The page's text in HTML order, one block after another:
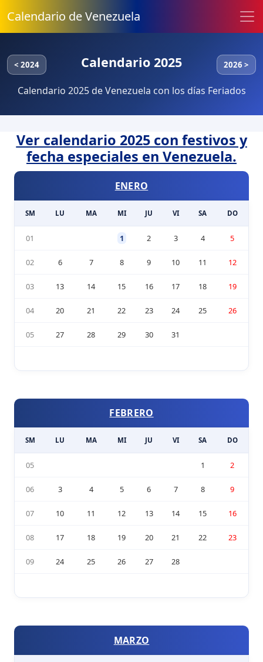
Calendario de Venezuela
< 2024 Calendario 2025 2026 >
Calendario 2025 de Venezuela con los días Feriados
Ver calendario 2025 con festivos y
fecha especiales en Venezuela.
ENERO
SM LU MA MI JU VI SA DO
01 1 2 3 4 5
02 6 7 8 9 10 11 12
03 13 14 15 16 17 18 19
04 20 21 22 23 24 25 26
05 27 28 29 30 31
FEBRERO
SM LU MA MI JU VI SA DO
05 1 2
06 3 4 5 6 7 8 9
07 10 11 12 13 14 15 16
08 17 18 19 20 21 22 23
09 24 25 26 27 28
MARZO